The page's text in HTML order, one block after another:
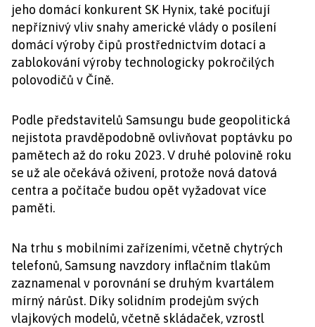
jeho domácí konkurent SK Hynix, také pociťují
nepříznivý vliv snahy americké vlády o posílení
domácí výroby čipů prostřednictvím dotací a
zablokování výroby technologicky pokročilých
polovodičů v Číně.
Podle představitelů Samsungu bude geopolitická
nejistota pravděpodobně ovlivňovat poptávku po
pamětech až do roku 2023. V druhé polovině roku
se už ale očekává oživení, protože nová datová
centra a počítače budou opět vyžadovat více
paměti.
Na trhu s mobilními zařízeními, včetně chytrých
telefonů, Samsung navzdory inflačním tlakům
zaznamenal v porovnání se druhým kvartálem
mírný nárůst. Díky solidním prodejům svých
vlajkových modelů, včetně skládaček, vzrostl